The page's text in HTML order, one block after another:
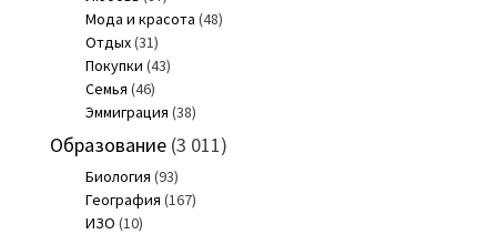
Мода и красота (48)
Отдых(31)
Покупки (43)
Семья (46)
Эммиграция (38)
Образование(3 011)
Биология (93)
География (167)
ИЗО (10)